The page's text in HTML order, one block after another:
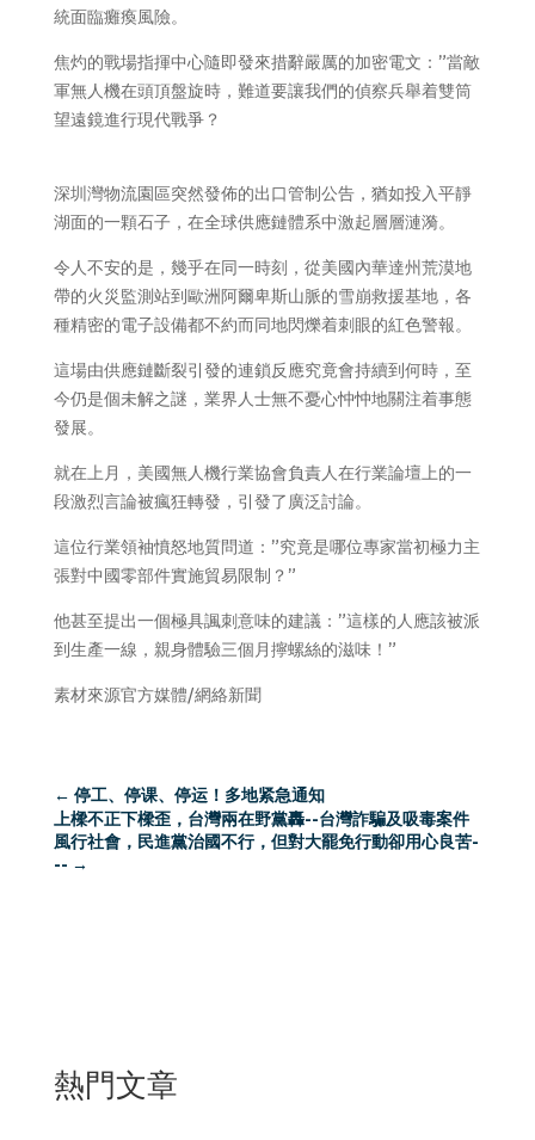
統面臨癱瘓風險。
焦灼的戰場指揮中心隨即發來措辭嚴厲的加密電文：”當敵
軍無人機在頭頂盤旋時，難道要讓我們的偵察兵舉着雙筒
望遠鏡進行現代戰爭？
深圳灣物流園區突然發佈的出口管制公告，猶如投入平靜
湖面的一顆石子，在全球供應鏈體系中激起層層漣漪。
令人不安的是，幾乎在同一時刻，從美國內華達州荒漠地
帶的火災監測站到歐洲阿爾卑斯山脈的雪崩救援基地，各
種精密的電子設備都不約而同地閃爍着刺眼的紅色警報。
這場由供應鏈斷裂引發的連鎖反應究竟會持續到何時，至
今仍是個未解之謎，業界人士無不憂心忡忡地關注着事態
發展。
就在上月，美國無人機行業協會負責人在行業論壇上的一
段激烈言論被瘋狂轉發，引發了廣泛討論。
這位行業領袖憤怒地質問道：”究竟是哪位專家當初極力主
張對中國零部件實施貿易限制？”
他甚至提出一個極具諷刺意味的建議：”這樣的人應該被派
到生產一線，親身體驗三個月擰螺絲的滋味！”
素材來源官方媒體/網絡新聞
← 停工、停课、停运！多地紧急通知
上樑不正下樑歪，台灣兩在野黨轟--台灣詐騙及吸毒案件
風行社會，民進黨治國不行，但對大罷免行動卻用心良苦-
-- →
熱門文章